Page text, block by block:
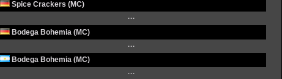
Spice Crackers (MC)
···
Bodega Bohemia (MC)
···
Bodega Bohemia (MC)
···